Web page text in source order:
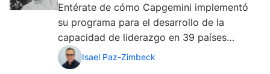
Entérate de cómo Capgemini implementó
su programa para el desarrollo de la
capacidad de liderazgo en 39 países
gracias a las Academias de Degreed y qué
sucedió después....
Isael Paz-Zimbeck